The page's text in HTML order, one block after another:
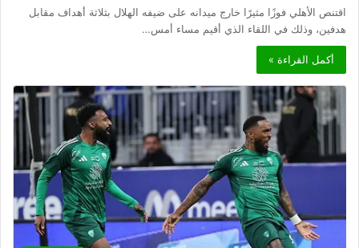
اقتنص الأهلي فوزًا مثيرًا خارج ميدانه على ضيفه الهلال بثلاثة أهداف مقابل
هدفين، وذلك في اللقاء الذي أقيم مساء أمس…
أكمل القراءة »